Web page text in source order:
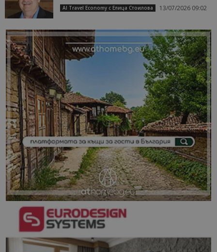
AI Travel Economy с Елица Стоилова 13/07/2026 09:02